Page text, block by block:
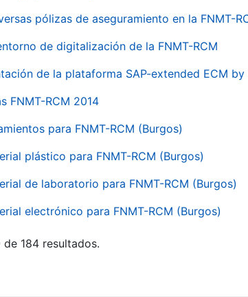
pólizas de aseguramiento en la FNMT-
de digitalización de la FNMT-RCM
de la plataforma SAP-extended ECM by
FNMT-RCM 2014
para FNMT-RCM (Burgos)
plástico para FNMT-RCM (Burgos)
de laboratorio para FNMT-RCM (Burgos)
electrónico para FNMT-RCM (Burgos)
184 resultados.